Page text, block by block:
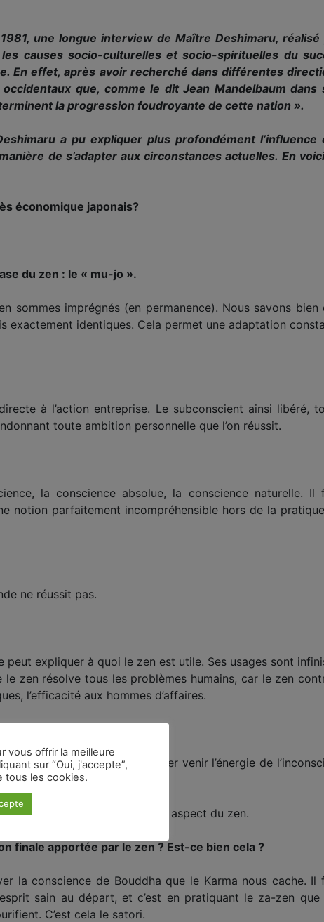
une longue interview de Maître Deshimaru, réalisé
causes socio-culturelles et socio-spirituelles du
En effet, après avoir recherché dans différentes
que, comme le dit Jean Mandelbaum dans
la progression foudroyante de cette nation ».
a pu expliquer plus profondément l’influence
de s’adapter aux circonstances actuelles. En
économique japonais?
du zen : le « mu-jo ».
sommes imprégnés (en permanence). Nous savons bien
exactement identiques. Cela permet une adaptation
à l’action entreprise. Le subconscient ainsi libéré,
toute ambition personnelle que l’on réussit.
la conscience absolue, la conscience naturelle. Il
notion parfaitement incompréhensible hors de la
ne réussit pas.
expliquer à quoi le zen est utile. Ses usages sont
zen résolve tous les problèmes humains, car le zen
l’efficacité aux hommes d’affaires.
peux dire ceci : il faut laisser venir l’énergie de
d’accord avec cet aspect du zen.
finale apportée par le zen ? Est-ce bien cela ?
la conscience de Bouddha que le Karma nous cache. Il
sain au départ, et c’est en pratiquant le za-zen que
C’est cela le satori.
vous offrir la meilleure
sur “Oui, j'accepte”,
tous les cookies.